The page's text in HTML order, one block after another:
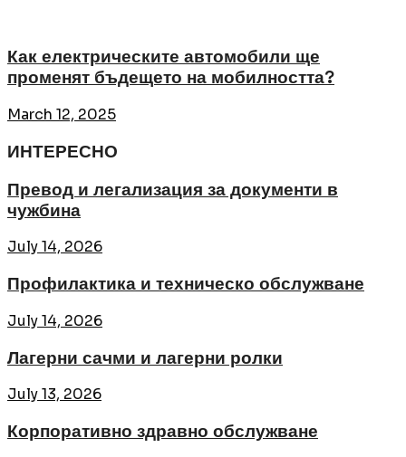
Как електрическите автомобили ще
променят бъдещето на мобилността?
March 12, 2025
ИНТЕРЕСНО
Превод и легализация за документи в
чужбина
July 14, 2026
Профилактика и техническо обслужване
July 14, 2026
Лагерни сачми и лагерни ролки
July 13, 2026
Корпоративно здравно обслужване